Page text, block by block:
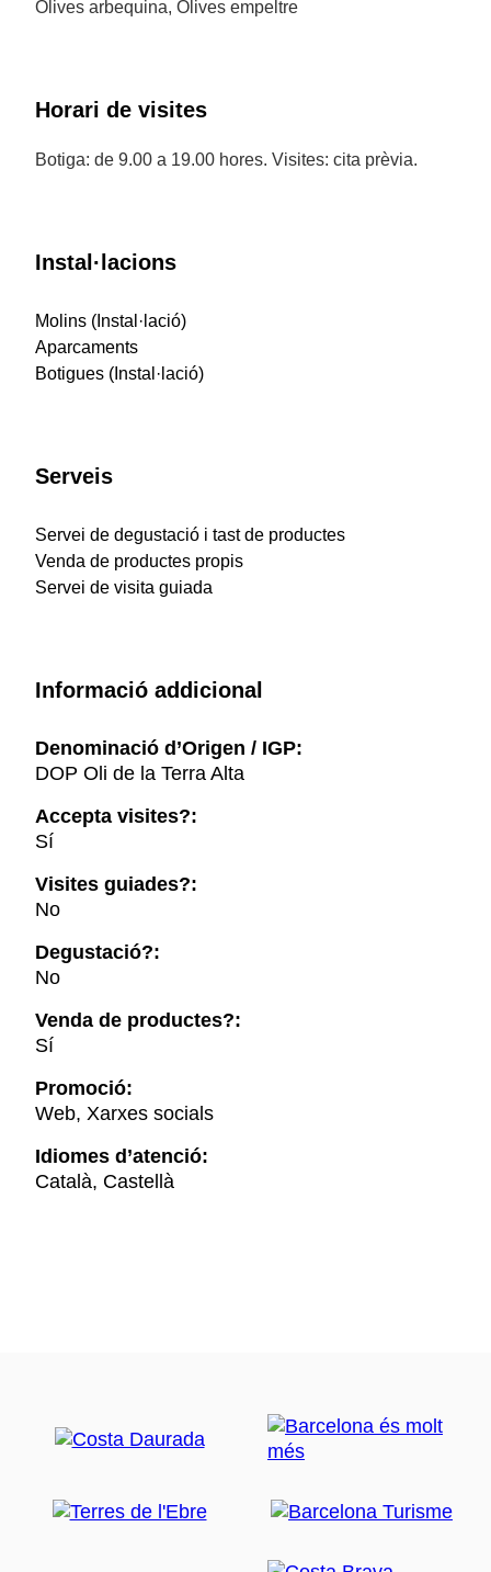
Olives arbequina, Olives empeltre
Horari de visites
Botiga: de 9.00 a 19.00 hores. Visites: cita prèvia.
Instal·lacions
Molins (Instal·lació)
Aparcaments
Botigues (Instal·lació)
Serveis
Servei de degustació i tast de productes
Venda de productes propis
Servei de visita guiada
Informació addicional
Denominació d’Origen / IGP:
DOP Oli de la Terra Alta
Accepta visites?:
Sí
Visites guiades?:
No
Degustació?:
No
Venda de productes?:
Sí
Promoció:
Web, Xarxes socials
Idiomes d’atenció:
Català, Castellà